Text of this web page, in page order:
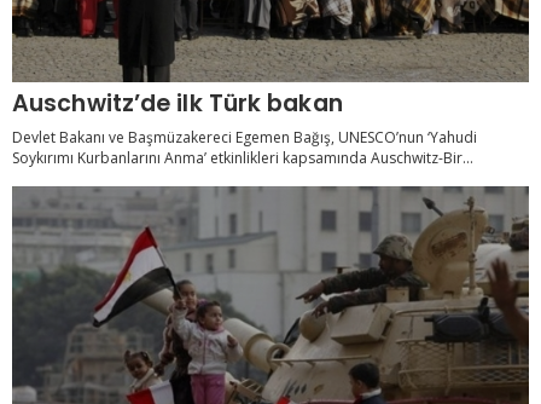
Auschwitz’de ilk Türk bakan
Devlet Bakanı ve Başmüzakereci Egemen Bağış, UNESCO’nun ‘Yahudi
Soykırımı Kurbanlarını Anma’ etkinlikleri kapsamında Auschwitz-Bir...